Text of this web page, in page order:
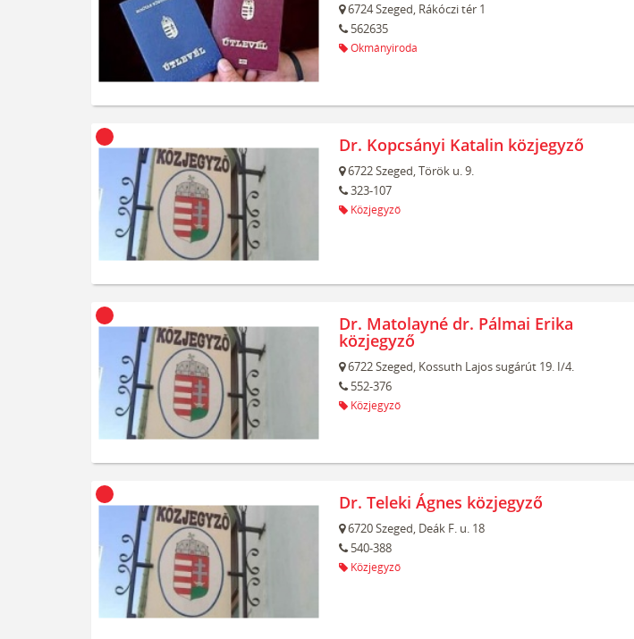
6724Szeged, Rákóczi tér 1
562635
Okmányiroda
Dr. Kopcsányi Katalin közjegyző
6722Szeged,Török u. 9.
323-107
Közjegyző
Dr. Matolayné dr. Pálmai Erika
közjegyző
6722Szeged, Kossuth Lajos sugárút 19. I/4.
552-376
Közjegyző
Dr. Teleki Ágnes közjegyző
6720Szeged, Deák F. u. 18
540-388
Közjegyző